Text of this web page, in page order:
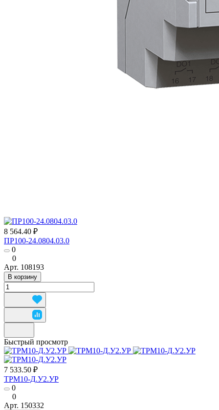
8 564.40 ₽
ПР100-24.0804.03.0
0
0
Арт. 108193
В корзину
Быстрый просмотр
7 533.50 ₽
ТРМ10-Д.У2.УР
0
0
Арт. 150332